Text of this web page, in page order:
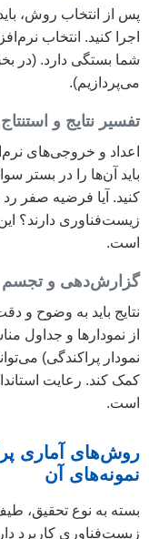
پس از انتخاب روش،
اجرا کنید. انتخاب
شما بستگی دارد. (در
می‌پردازیم).
تفسیر نتایج و استنتاج
اعداد و خروجی‌های
باید آن‌ها را در بستر
کنید. آیا فرضیه صفر
زیست‌فناوری دارند؟
است.
گزارش‌دهی و تجسم
نتایج باید به وضوح و
از نمودارها و جداول
نمودار پراکندگی)
کمک کند. رعایت
است.
روش‌های آماری
نمونه‌های آن
بسته به نوع تحقیق،
زیست‌فناوری کاربرد